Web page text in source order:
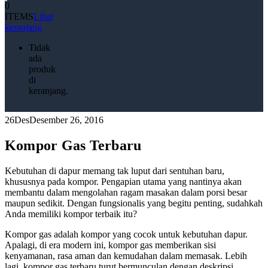
0
ITEMSLihat
keranjang
Tidak
ada
produk
di
keranjang.
26DesDesember 26, 2016
Kompor Gas Terbaru
Kebutuhan di dapur memang tak luput dari sentuhan baru,
khususnya pada kompor. Pengapian utama yang nantinya akan
membantu dalam mengolahan ragam masakan dalam porsi besar
maupun sedikit. Dengan fungsionalis yang begitu penting, sudahkah
Anda memiliki kompor terbaik itu?
Kompor gas adalah kompor yang cocok untuk kebutuhan dapur.
Apalagi, di era modern ini, kompor gas memberikan sisi
kenyamanan, rasa aman dan kemudahan dalam memasak. Lebih